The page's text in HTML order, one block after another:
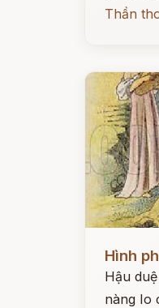
Thần
Hình
Hậu
nàng Io